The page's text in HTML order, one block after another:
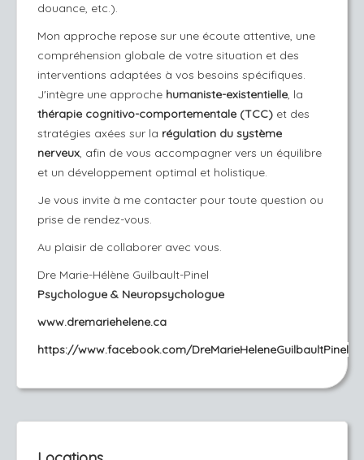
douance, etc.).
Mon approche repose sur une écoute attentive, une
compréhension globale de votre situation et des
interventions adaptées à vos besoins spécifiques.
J'intègre une approche humaniste-existentielle, la
thérapie cognitivo-comportementale (TCC) et des
stratégies axées sur la régulation du système
nerveux, afin de vous accompagner vers un équilibre
et un développement optimal et holistique.
Je vous invite à me contacter pour toute question ou
prise de rendez-vous.
Au plaisir de collaborer avec vous.
Dre Marie-Hélène Guilbault-Pinel
Psychologue & Neuropsychologue
www.dremariehelene.ca
https://www.facebook.com/DreMarieHeleneGuilbaultPinel